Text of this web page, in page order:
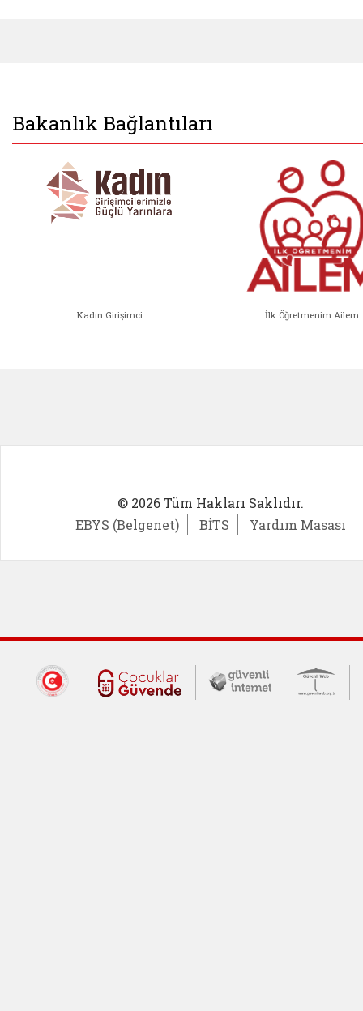
Bakanlık Bağlantıları
Kadın Girişimci İlk Öğretmenim Ailem
© 2026 Tüm Hakları Saklıdır.
EBYS (Belgenet)
BİTS Yardım Masası
Dış Bağlantılar
Cumhurbaşkanlığı İletişim Merkezi
Çocuklar Güvende (yeni
Güvenli